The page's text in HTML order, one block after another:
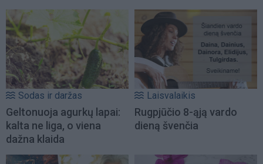
Sodas ir daržas
Geltonuoja agurkų lapai:
kalta ne liga, o viena
dažna klaida
Laisvalaikis
Rugpjūčio 8-ąją vardo
dieną švenčia